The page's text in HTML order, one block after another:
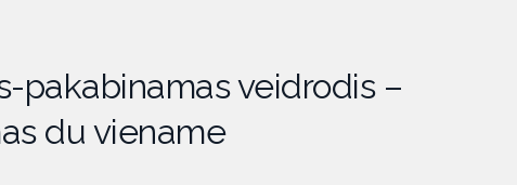
pakabinamas veidrodis –
du viename